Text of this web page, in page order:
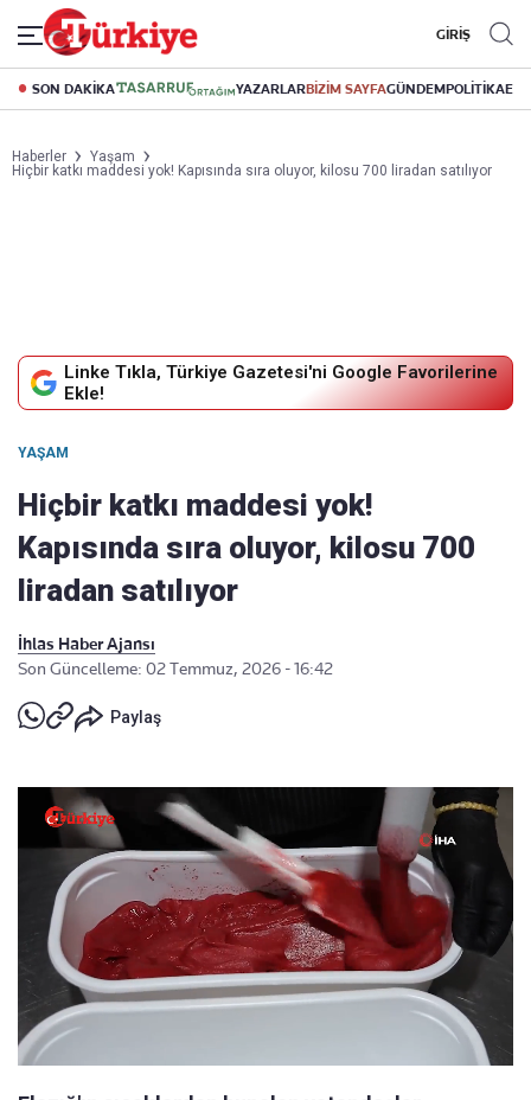
GİRİŞ
SON DAKİKA YAZARLARBİZİM SAYFAGÜNDEMPOLİTİKA
Haberler
Yaşam
Hiçbir katkı maddesi yok! Kapısında sıra oluyor, kilosu 700 liradan satılıyor
Linke Tıkla, Türkiye Gazetesi'ni Google Favorilerine
Ekle!
YAŞAM
Hiçbir katkı maddesi yok!
Kapısında sıra oluyor, kilosu 700
liradan satılıyor
İhlas Haber Ajansı
Son Güncelleme: 02 Temmuz, 2026 - 16:42
Paylaş